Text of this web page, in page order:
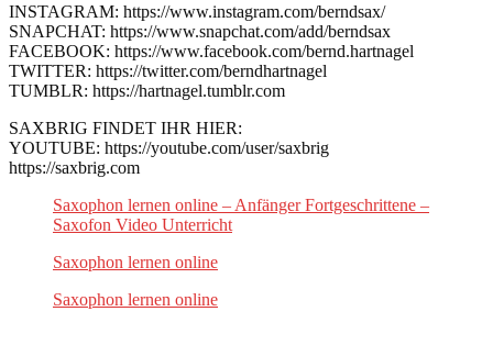
INSTAGRAM: https://www.instagram.com/berndsax/
SNAPCHAT: https://www.snapchat.com/add/berndsax
FACEBOOK: https://www.facebook.com/bernd.hartnagel
TWITTER: https://twitter.com/berndhartnagel
TUMBLR: https://hartnagel.tumblr.com
SAXBRIG FINDET IHR HIER:
YOUTUBE: https://youtube.com/user/saxbrig
https://saxbrig.com
Saxophon lernen online – Anfänger Fortgeschrittene –
Saxofon Video Unterricht
Saxophon lernen online
Saxophon lernen online